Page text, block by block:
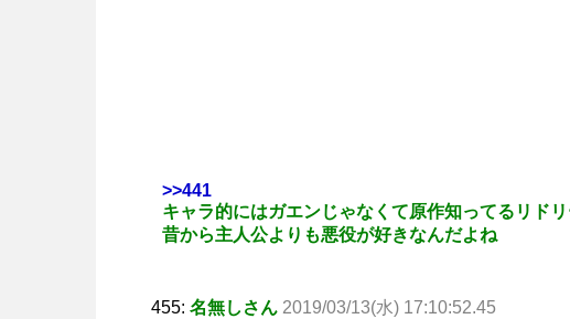
>>441
キャラ的にはガエンじゃなくて原作知ってるリド
昔から主人公よりも悪役が好きなんだよね
455: 名無しさん 2019/03/13(水) 17:10:52.45